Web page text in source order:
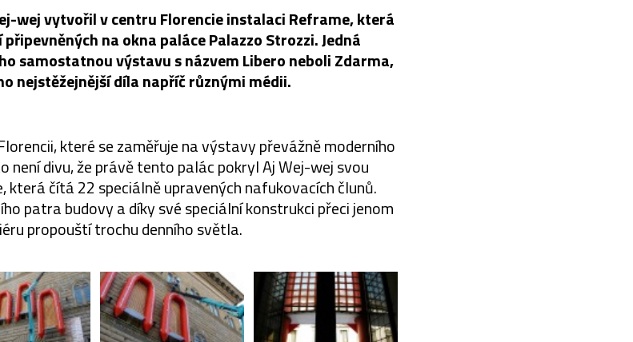
wej vytvořil v centru Florencie instalaci Reframe, která
na okna paláce Palazzo Strozzi. Jedná
samostatnou výstavu s názvem Libero neboli Zdarma,
nejstěžejnější díla napříč různými médii.
které se zaměřuje na výstavy převážně moderního
není divu, že právě tento palác pokryl Aj Wej-wej svou
která čítá 22 speciálně upravených nafukovacích člunů.
patra budovy a díky své speciální konstrukci přeci jenom
propouští trochu denního světla.